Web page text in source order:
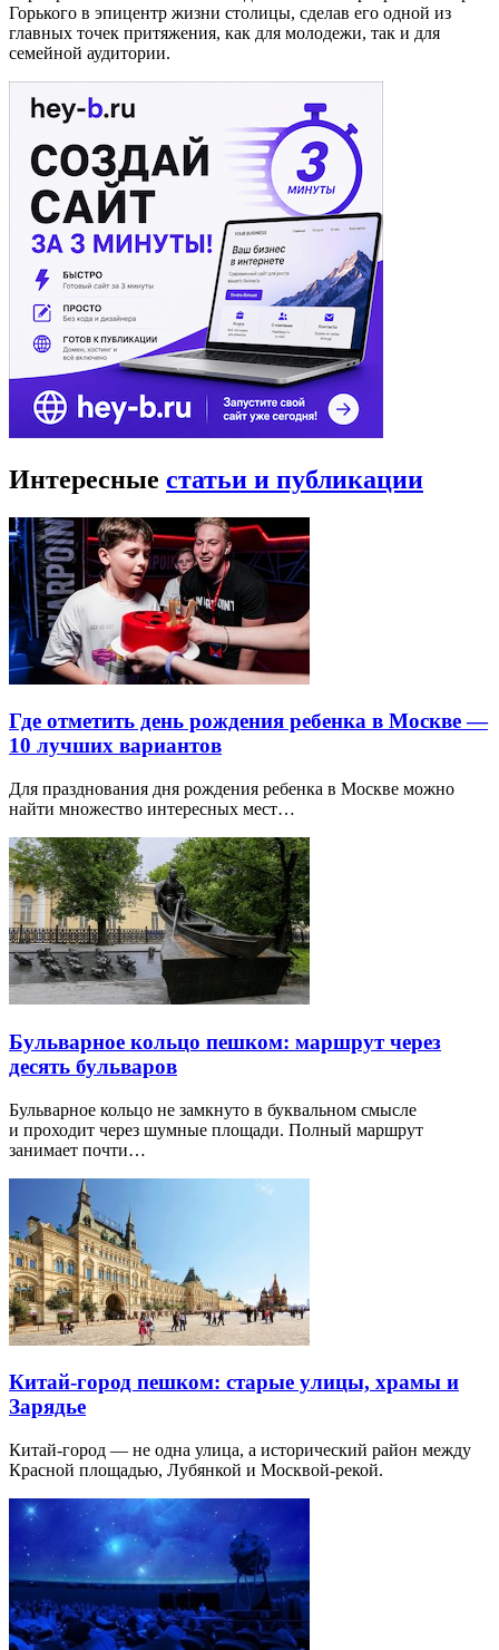
Горького в эпицентр жизни столицы, сделав его одной из
главных точек притяжения, как для молодежи, так и для
семейной аудитории.
Интересные статьи и публикации
Где отметить день рождения ребенка в Москве —
10 лучших вариантов
Для празднования дня рождения ребенка в Москве можно
найти множество интересных мест…
Бульварное кольцо пешком: маршрут через
десять бульваров
Бульварное кольцо не замкнуто в буквальном смысле
и проходит через шумные площади. Полный маршрут
занимает почти…
Китай-город пешком: старые улицы, храмы и
Зарядье
Китай-город — не одна улица, а исторический район между
Красной площадью, Лубянкой и Москвой-рекой.